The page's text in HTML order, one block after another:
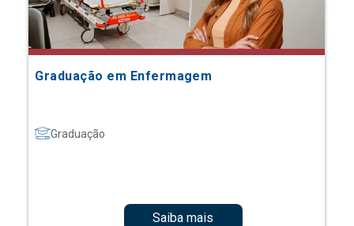
Graduação em Enfermagem
Graduação
Saiba mais